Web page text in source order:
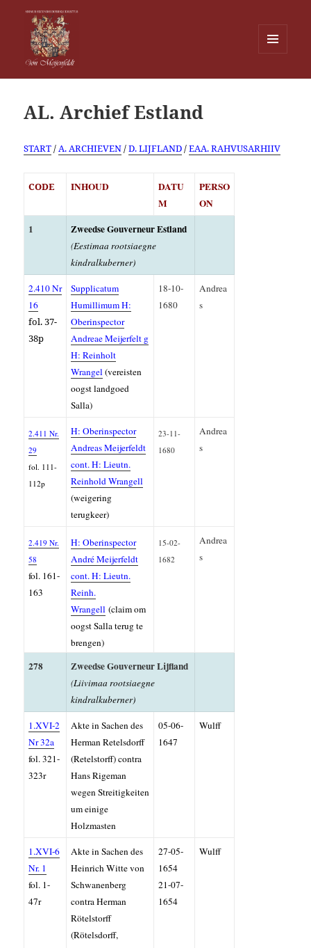
WIDGETS
AL. Archief Estland
START/A. ARCHIEVEN/D. LIJFLAND/EAA. RAHVUSARHIIV
CODE INHOUD
DATU
M
PERSO
ON
1
Zweedse Gouverneur Estland
(Eestimaa rootsiaegne
kindralkuberner)
2.410 Nr
16
fol. 37-
38p
Supplicatum
Humillimum H:
Oberinspector
Andreae Meijerfelt g
H: Reinholt
Wrangel(vereisten
oogst landgoed
Salla)
18-10-
1680
Andrea
s
2.411 Nr.
29
fol. 111-
112p
H: Oberinspector
Andreas Meijerfeldt
cont. H: Lieutn.
Reinhold Wrangell
(weigering
terugkeer)
23-11-
1680
Andrea
s
2.419 Nr.
58
fol. 161-
163
H: Oberinspector
André Meijerfeldt
cont. H: Lieutn.
Reinh.
Wrangell (claim om
oogstSalla terug te
brengen)
15-02-
1682
Andrea
s
278 Zweedse Gouverneur Lijfland
(Liivimaa rootsiaegne
kindralkuberner)
1.XVI-2
Nr 32a
fol. 321-
323r
Akte in Sachen des
Herman Retelsdorff
(Retelstorff) contra
Hans Rigeman
wegen Streitigkeiten
um einige
Holzmasten
05-06-
1647
Wulff
1.XVI-6
Nr. 1
fol. 1-
47r
Akte in Sachen des
Heinrich Witte von
Schwanenberg
contra Herman
Rötelstorff
(Rötelsdorff,
27-05-
1654
21-07-
1654
Wulff